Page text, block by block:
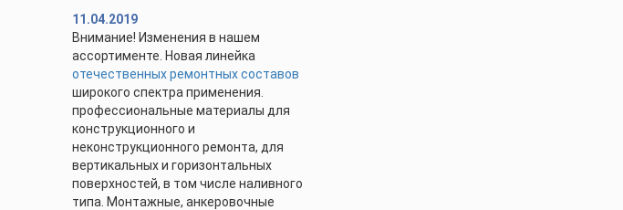
11.04.2019
Внимание! Изменения в нашем
ассортименте. Новая линейка
отечественных ремонтных составов
широкого спектра применения.
профессиональные материалы для
конструкционного и
неконструкционного ремонта, для
вертикальных и горизонтальных
поверхностей, в том числе наливного
типа. Монтажные, анкеровочные